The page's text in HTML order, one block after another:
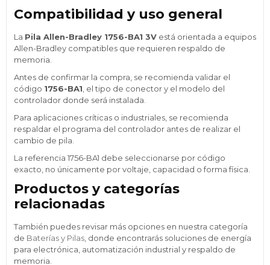
Compatibilidad y uso general
La Pila Allen-Bradley 1756-BA1 3V está orientada a equipos
Allen-Bradley compatibles que requieren respaldo de
memoria.
Antes de confirmar la compra, se recomienda validar el
código 1756-BA1 , el tipo de conector y el modelo del
controlador donde será instalada.
Para aplicaciones críticas o industriales, se recomienda
respaldar el programa del controlador antes de realizar el
cambio de pila.
La referencia 1756-BA1 debe seleccionarse por código
exacto, no únicamente por voltaje, capacidad o forma física.
Productos y categorías
relacionadas
También puedes revisar más opciones en nuestra categoría
de Baterías y Pilas , donde encontrarás soluciones de energía
para electrónica, automatización industrial y respaldo de
memoria.